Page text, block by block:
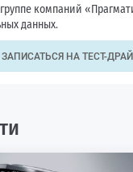
компаний
данных.
ЗАПИСАТЬСЯ НА ТЕСТ-